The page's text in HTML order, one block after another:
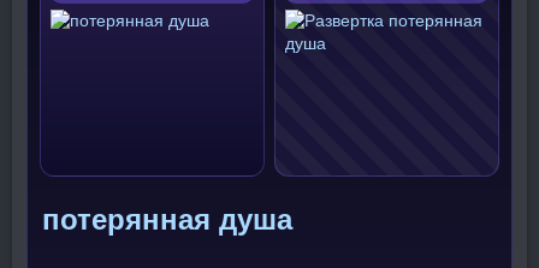
потерянная душа